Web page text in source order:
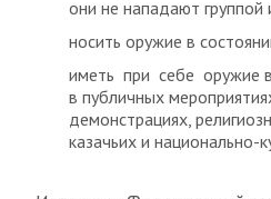
они не нападают группой
носить оружие в
иметь при себе оружие
в публичных
демонстрациях,
казачьих и национально-